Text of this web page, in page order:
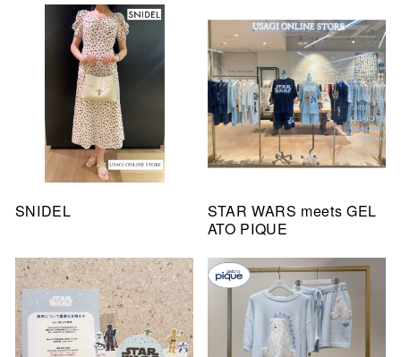
SNIDEL
STAR WARS meets GEL
ATO PIQUE